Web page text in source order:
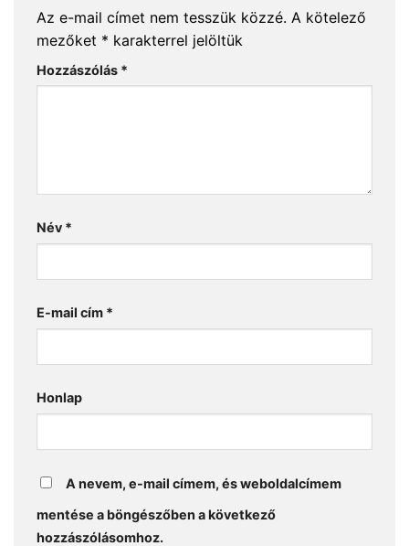
Az e-mail címet nem tesszük közzé. A kötelező
mezőket * karakterrel jelöltük
Hozzászólás *
Név *
E-mail cím *
Honlap
A nevem, e-mail címem, és weboldalcímem
mentése a böngészőben a következő
hozzászólásomhoz.